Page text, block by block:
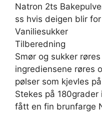
Natron 2ts
ss hvis deigen blir
Vaniliesukker
Tilberedning
Smør og sukker
ingrediensene røres
pølser som kjevles
Stekes på
fått en fin brunfarge